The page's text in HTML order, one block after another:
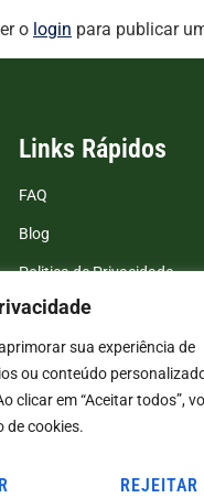
sua experiência de
ou conteúdo
clicar em “Aceitar todos”,
de cookies.
REJEITAR
o login para publicar
Links Rápidos
FAQ
Blog
Politica de Privacidade
Termos e Condições